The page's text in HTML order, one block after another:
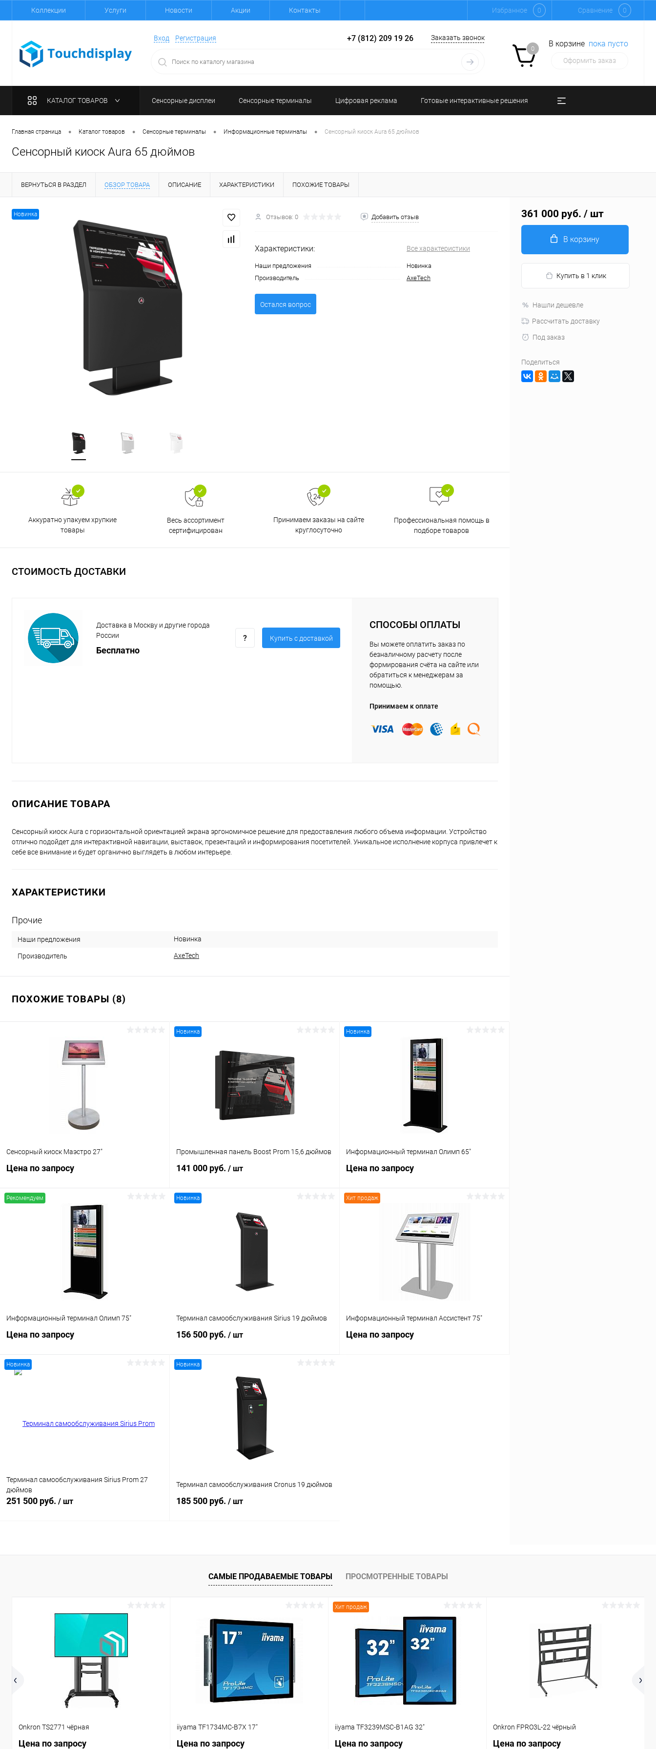
Коллекции Услуги Новости Акции Контакты Избранное 0 Сравнение 0
Вход Регистрация +7 (812) 209 19 26 Заказать звонок
0
В корзине пока пусто
Оформить заказ
КАТАЛОГ ТОВАРОВ Сенсорные дисплеи Сенсорные терминалы Цифровая реклама Готовые интерактивные решения
Главная страница • Каталог товаров • Сенсорные терминалы • Информационные терминалы • Сенсорный киоск Aura 65 дюймов
Сенсорный киоск Aura 65 дюймов
ВЕРНУТЬСЯ В РАЗДЕЛ ОБЗОР ТОВАРА ОПИСАНИЕ ХАРАКТЕРИСТИКИ ПОХОЖИЕ ТОВАРЫ
Новинка Отзывов: 0 Добавить отзыв
Характеристики: Все характеристики
Наши предложения
Новинка
Производитель
AxeTech
Остался вопрос
Аккуратно упакуем хрупкие
товары
Весь ассортимент
сертифицирован
Принимаем заказы на сайте
круглосуточно
Профессиональная помощь в
подборе товаров
СТОИМОСТЬ ДОСТАВКИ
Доставка в Москву и другие города
России
Бесплатно
Купить c доставкой
СПОСОБЫ ОПЛАТЫ
Вы можете оплатить заказ по
безналичному расчету после
формирования счёта на сайте или
обратиться к менеджерам за
помощью.
Принимаем к оплате
ОПИСАНИЕ ТОВАРА
Сенсорный киоск Aura с горизонтальной ориентацией экрана эргономичное решение для предоставления любого объема информации. Устройство
отлично подойдет для интерактивной навигации, выставок, презентаций и информирования посетителей. Уникальное исполнение корпуса привлечет к
себе все внимание и будет органично выглядеть в любом интерьере.
ХАРАКТЕРИСТИКИ
Прочие
Наши предложения Новинка
Производитель AxeTech
ПОХОЖИЕ ТОВАРЫ (8)
Сенсорный киоск Маэстро 27"
Цена по запросу
Запросить цену
Новинка
Промышленная панель Boost Prom 15,6 дюймов
141 000 руб. / шт
Новинка
Информационный терминал Олимп 65"
Цена по запросу
Запросить цену
Сравнение
Рекомендуем
Информационный терминал Олимп 75"
Цена по запросу
В избранное
Новинка
Терминал самообслуживания Sirius 19 дюймов
156 500 руб. / шт
Хит продаж
Информационный терминал Ассистент 75"
Цена по запросу
Новинка
Терминал самообслуживания Sirius Prom 27
дюймов
251 500 руб. / шт
Новинка
Терминал самообслуживания Cronus 19 дюймов
185 500 руб. / шт
361 000 руб. / шт
В корзину
Купить в 1 клик
Нашли дешевле
Рассчитать доставку
Под заказ
Поделиться
САМЫЕ ПРОДАВАЕМЫЕ ТОВАРЫ ПРОСМОТРЕННЫЕ ТОВАРЫ
Onkron TS2771 чёрная
Цена по запросу
iiyama TF1734MC-B7X 17"
Цена по запросу
Хит продаж
iiyama TF3239MSC-B1AG 32"
Цена по запросу
Onkron FPRO3L-22 чёрный
Цена по запросу